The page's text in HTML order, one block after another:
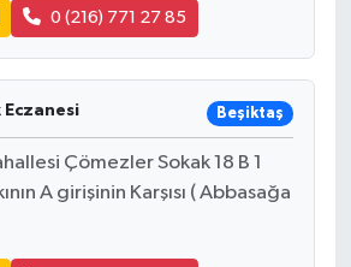
0 (216) 771 27 85
Beşiktaş
Çömezler Sokak 18 B 1
A girişinin Karşısı ( Abbasağa